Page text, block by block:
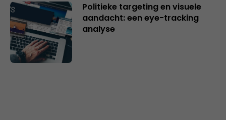
Politieke targeting en visuele
aandacht: een eye-tracking
analyse